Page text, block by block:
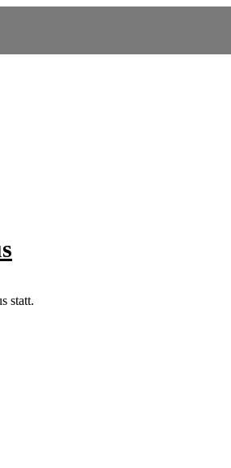
statt.